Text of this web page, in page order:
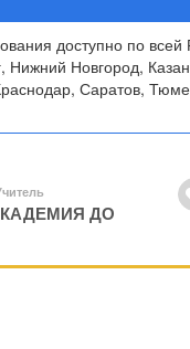
доступно по всей
Нижний Новгород,
Саратов,
ДО